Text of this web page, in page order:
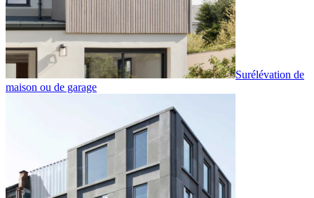
Surélévation de
maison ou de garage